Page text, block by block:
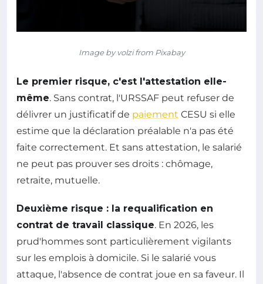
Image by volzi from Pixabay
Le premier risque, c'est l'attestation elle-
même. Sans contrat, l'URSSAF peut refuser de
délivrer un justificatif de paiement CESU si elle
estime que la déclaration préalable n'a pas été
faite correctement. Et sans attestation, le salarié
ne peut pas prouver ses droits : chômage,
retraite, mutuelle.
Deuxième risque : la requalification en
contrat de travail classique. En 2026, les
prud'hommes sont particulièrement vigilants
sur les emplois à domicile. Si le salarié vous
attaque, l'absence de contrat joue en sa faveur. Il